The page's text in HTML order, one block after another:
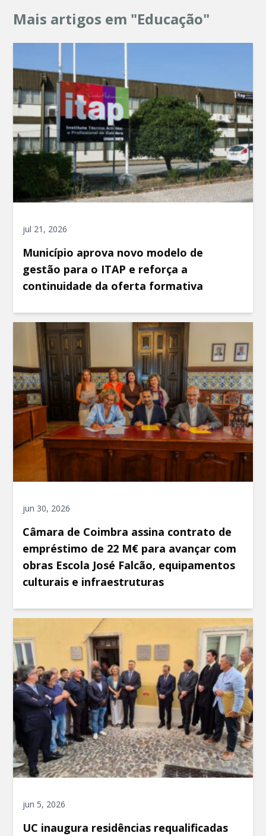
Mais artigos em "Educação"
jul 21, 2026
Município aprova novo modelo de
gestão para o ITAP e reforça a
continuidade da oferta formativa
jun 30, 2026
Câmara de Coimbra assina contrato de
empréstimo de 22 M€ para avançar com
obras Escola José Falcão, equipamentos
culturais e infraestruturas
jun 5, 2026
UC inaugura residências requalificadas